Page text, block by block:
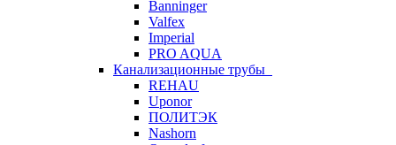
Banninger
Valfex
Imperial
PRO AQUA
Канализационные трубы
REHAU
Uponor
ПОЛИТЭК
Nashorn